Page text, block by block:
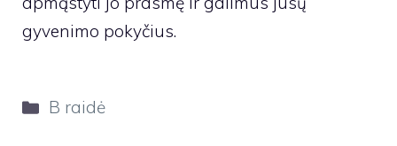
gyvenimo pokyčius.
Kategorijos
B raidė